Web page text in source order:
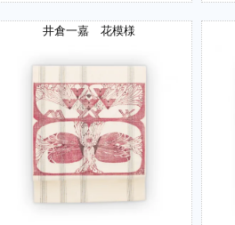
井倉一嘉 花模様